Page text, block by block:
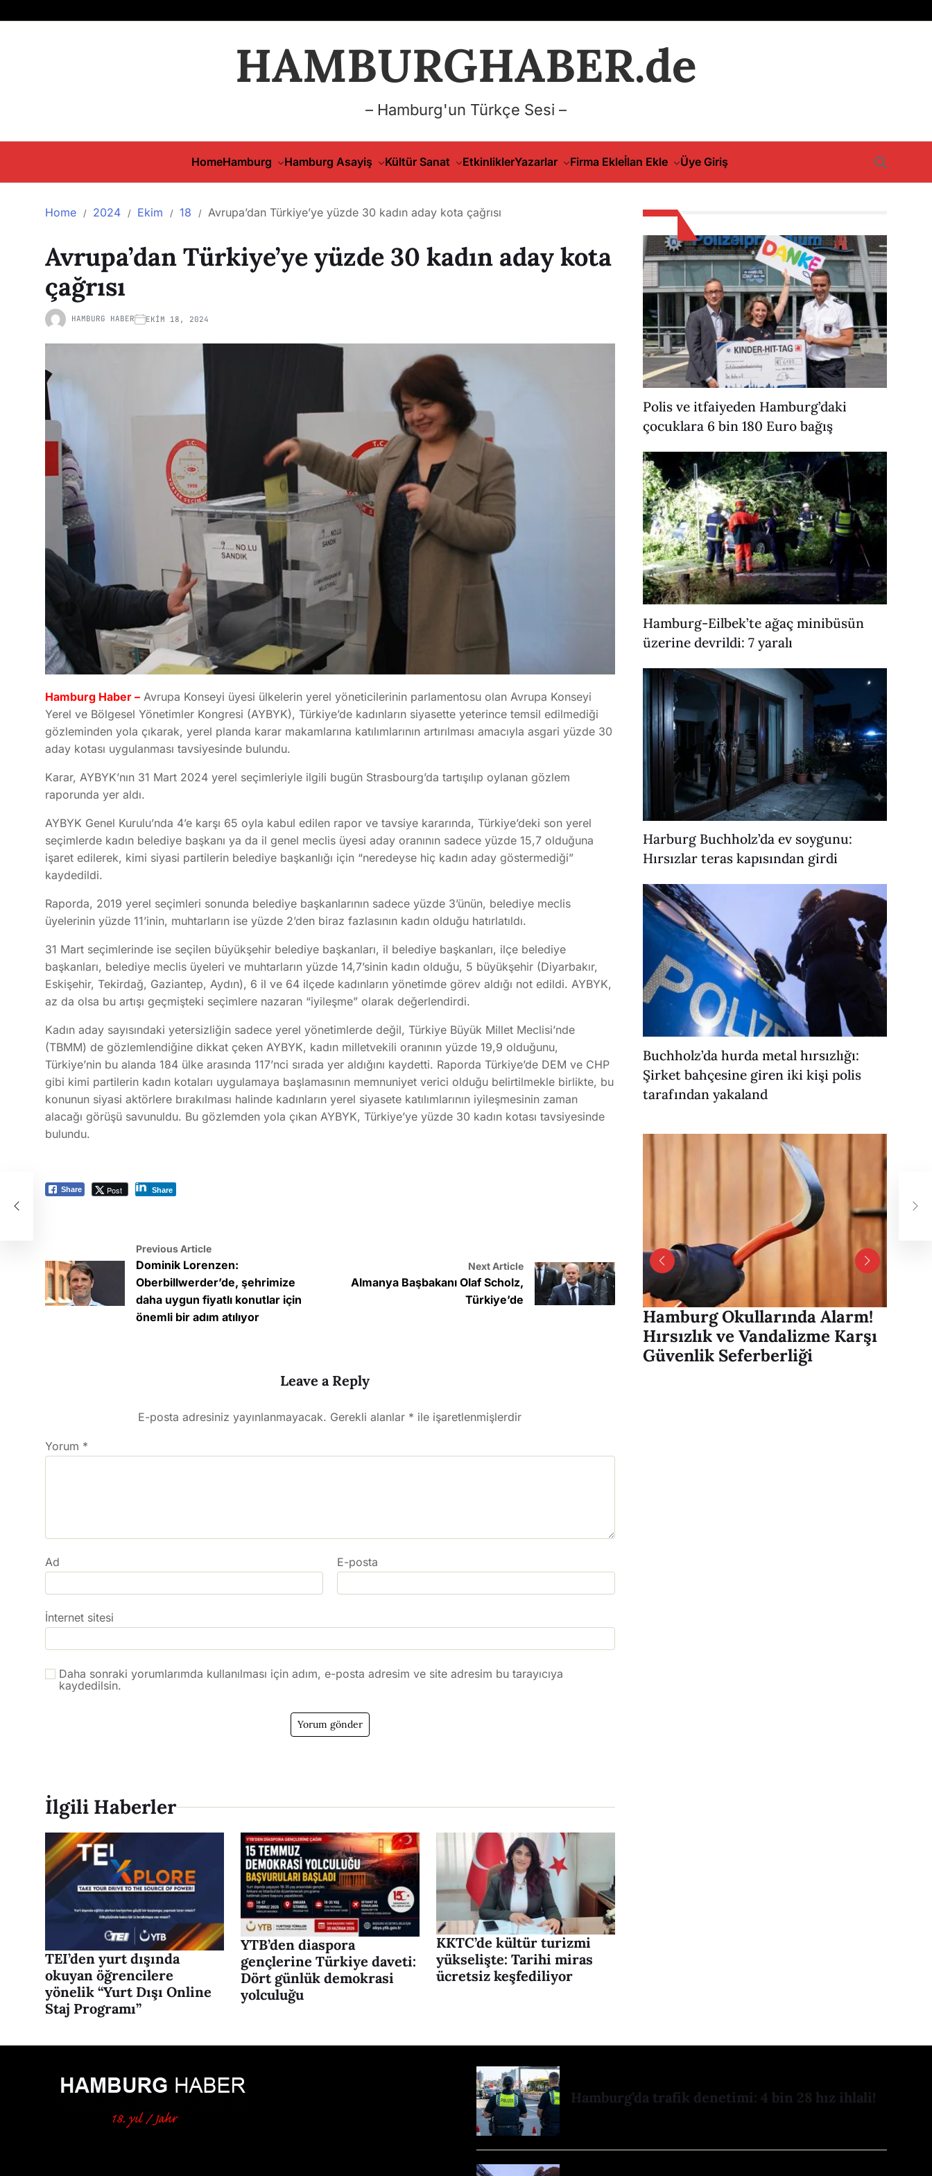
HAMBURGHABER.de
– Hamburg'un Türkçe Sesi –
HomeHamburg Hamburg Asayiş Kültür Sanat EtkinliklerYazarlar Firma Ekleİlan Ekle Üye Giriş
Home 2024 Ekim 18 Avrupa’dan Türkiye’ye yüzde 30 kadın aday kota çağrısı
Avrupa’dan Türkiye’ye yüzde 30 kadın aday kota
çağrısı
HAMBURG HABER EKIM 18, 2024
Hamburg Haber – Avrupa Konseyi üyesi ülkelerin yerel yöneticilerinin parlamentosu olan Avrupa Konseyi
Yerel ve Bölgesel Yönetimler Kongresi (AYBYK), Türkiye’de kadınların siyasette yeterince temsil edilmediği
gözleminden yola çıkarak, yerel planda karar makamlarına katılımlarının artırılması amacıyla asgari yüzde 30
aday kotası uygulanması tavsiyesinde bulundu.
Karar, AYBYK’nın 31 Mart 2024 yerel seçimleriyle ilgili bugün Strasbourg’da tartışılıp oylanan gözlem
raporunda yer aldı.
AYBYK Genel Kurulu’nda 4’e karşı 65 oyla kabul edilen rapor ve tavsiye kararında, Türkiye’deki son yerel
seçimlerde kadın belediye başkanı ya da il genel meclis üyesi aday oranının sadece yüzde 15,7 olduğuna
işaret edilerek, kimi siyasi partilerin belediye başkanlığı için “neredeyse hiç kadın aday göstermediği”
kaydedildi.
Raporda, 2019 yerel seçimleri sonunda belediye başkanlarının sadece yüzde 3’ünün, belediye meclis
üyelerinin yüzde 11’inin, muhtarların ise yüzde 2’den biraz fazlasının kadın olduğu hatırlatıldı.
31 Mart seçimlerinde ise seçilen büyükşehir belediye başkanları, il belediye başkanları, ilçe belediye
başkanları, belediye meclis üyeleri ve muhtarların yüzde 14,7’sinin kadın olduğu, 5 büyükşehir (Diyarbakır,
Eskişehir, Tekirdağ, Gaziantep, Aydın), 6 il ve 64 ilçede kadınların yönetimde görev aldığı not edildi. AYBYK,
az da olsa bu artışı geçmişteki seçimlere nazaran “iyileşme” olarak değerlendirdi.
Kadın aday sayısındaki yetersizliğin sadece yerel yönetimlerde değil, Türkiye Büyük Millet Meclisi’nde
(TBMM) de gözlemlendiğine dikkat çeken AYBYK, kadın milletvekili oranının yüzde 19,9 olduğunu,
Türkiye’nin bu alanda 184 ülke arasında 117’nci sırada yer aldığını kaydetti. Raporda Türkiye’de DEM ve CHP
gibi kimi partilerin kadın kotaları uygulamaya başlamasının memnuniyet verici olduğu belirtilmekle birlikte, bu
konunun siyasi aktörlere bırakılması halinde kadınların yerel siyasete katılımlarının iyileşmesinin zaman
alacağı görüşü savunuldu. Bu gözlemden yola çıkan AYBYK, Türkiye’ye yüzde 30 kadın kotası tavsiyesinde
bulundu.
Share Post Share
Previous Article
Dominik Lorenzen:
Oberbillwerder’de, şehrimize
daha uygun fiyatlı konutlar için
önemli bir adım atılıyor
Next Article
Almanya Başbakanı Olaf Scholz,
Türkiye’de
Leave a Reply
E-posta adresiniz yayınlanmayacak. Gerekli alanlar * ile işaretlenmişlerdir
Yorum *
Ad E-posta
İnternet sitesi
Daha sonraki yorumlarımda kullanılması için adım, e-posta adresim ve site adresim bu tarayıcıya
kaydedilsin.
İlgili Haberler
TEI’den yurt dışında
okuyan öğrencilere
yönelik “Yurt Dışı Online
Staj Programı”
YTB’den diaspora
gençlerine Türkiye daveti:
Dört günlük demokrasi
yolculuğu
KKTC’de kültür turizmi
yükselişte: Tarihi miras
ücretsiz keşfediliyor
Polis ve itfaiyeden Hamburg’daki
çocuklara 6 bin 180 Euro bağış
Hamburg-Eilbek’te ağaç minibüsün
üzerine devrildi: 7 yaralı
Harburg Buchholz’da ev soygunu:
Hırsızlar teras kapısından girdi
Buchholz’da hurda metal hırsızlığı:
Şirket bahçesine giren iki kişi polis
tarafından yakaland
Hamburg Okullarında Alarm!
Hırsızlık ve Vandalizme Karşı
Güvenlik Seferberliği
Hamburg’da trafik denetimi: 4 bin 28 hız ihlali!